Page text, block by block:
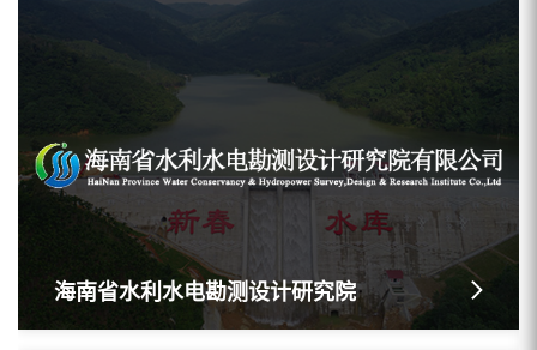
海南省水利水电勘测设计研究院